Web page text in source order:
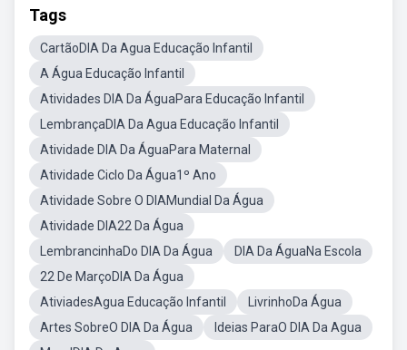
Tags
CartãoDIA Da Agua Educação Infantil
A Água Educação Infantil
Atividades DIA Da ÁguaPara Educação Infantil
LembrançaDIA Da Agua Educação Infantil
Atividade DIA Da ÁguaPara Maternal
Atividade Ciclo Da Água1º Ano
Atividade Sobre O DIAMundial Da Água
Atividade DIA22 Da Água
LembrancinhaDo DIA Da Água
DIA Da ÁguaNa Escola
22 De MarçoDIA Da Água
AtiviadesAgua Educação Infantil
LivrinhoDa Água
Artes SobreO DIA Da Água
Ideias ParaO DIA Da Agua